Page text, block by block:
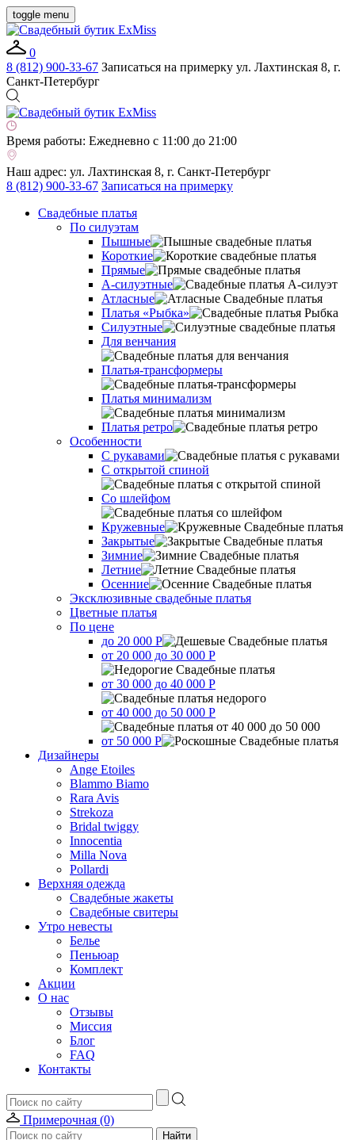
toggle menu
0
8 (812) 900-33-67 Записаться на примерку ул. Лахтинская 8, г.
Санкт-Петербург
Время работы: Ежедневно с 11:00 до 21:00
Наш адрес: ул. Лахтинская 8, г. Санкт-Петербург
8 (812) 900-33-67 Записаться на примерку
Свадебные платья
По силуэтам
Пышные
Короткие
Прямые
А-силуэтные
Атласные
Платья «Рыбка»
Силуэтные
Для венчания
Платья-трансформеры
Платья минимализм
Платья ретро
Оcобенности
С рукавами
С открытой спиной
Со шлейфом
Кружевные
Закрытые
Зимние
Летние
Осенние
Эксклюзивные свадебные платья
Цветные платья
По цене
до 20 000 Р
от 20 000 до 30 000 Р
от 30 000 до 40 000 Р
от 40 000 до 50 000 Р
от 50 000 Р
Дизайнеры
Ange Etoiles
Blammo Biamo
Rara Avis
Strekoza
Bridal twiggy
Innocentia
Milla Nova
Pollardi
Верхняя одежда
Свадебные жакеты
Свадебные свитеры
Утро невесты
Белье
Пеньюар
Комплект
Акции
О нас
Отзывы
Миссия
Блог
FAQ
Контакты
Примерочная (0)